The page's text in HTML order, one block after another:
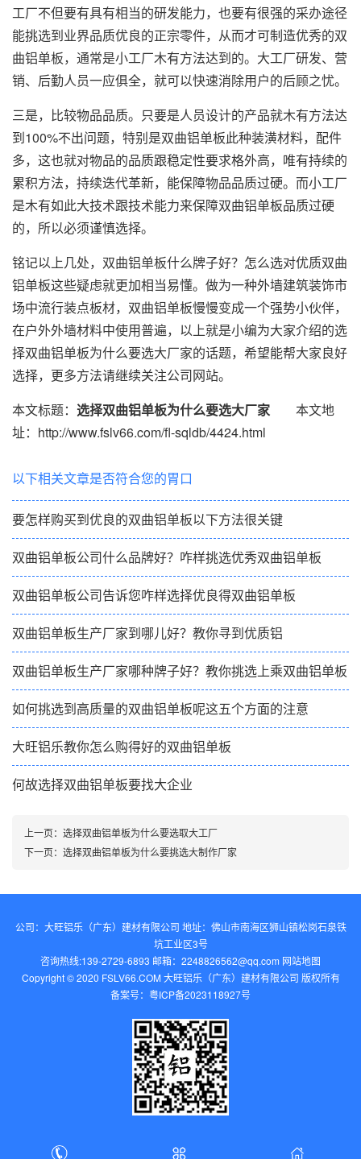
工厂不但要有具有相当的研发能力，也要有很强的采办途径
能挑选到业界品质优良的正宗零件，从而才可制造优秀的双
曲铝单板，通常是小工厂木有方法达到的。大工厂研发、营
销、后勤人员一应俱全，就可以快速消除用户的后顾之忧。
三是，比较物品品质。只要是人员设计的产品就木有方法达
到100%不出问题，特别是双曲铝单板此种装潢材料，配件
多，这也就对物品的品质跟稳定性要求格外高，唯有持续的
累积方法，持续迭代革新，能保障物品品质过硬。而小工厂
是木有如此大技术跟技术能力来保障双曲铝单板品质过硬
的，所以必须谨慎选择。
铭记以上几处，双曲铝单板什么牌子好？怎么选对优质双曲
铝单板这些疑虑就更加相当易懂。做为一种外墙建筑装饰市
场中流行装点板材，双曲铝单板慢慢变成一个强势小伙伴，
在户外外墙材料中使用普遍，以上就是小编为大家介绍的选
择双曲铝单板为什么要选大厂家的话题，希望能帮大家良好
选择，更多方法请继续关注公司网站。
本文标题： 选择双曲铝单板为什么要选大厂家 本文地
址：http://www.fslv66.com/fl-sqldb/4424.html
以下相关文章是否符合您的胃口
要怎样购买到优良的双曲铝单板以下方法很关键
双曲铝单板公司什么品牌好？咋样挑选优秀双曲铝单板
双曲铝单板公司告诉您咋样选择优良得双曲铝单板
双曲铝单板生产厂家到哪儿好？教你寻到优质铝
双曲铝单板生产厂家哪种牌子好？教你挑选上乘双曲铝单板
如何挑选到高质量的双曲铝单板呢这五个方面的注意
大旺铝乐教你怎么购得好的双曲铝单板
何故选择双曲铝单板要找大企业
上一页： 选择双曲铝单板为什么要选取大工厂
下一页： 选择双曲铝单板为什么要挑选大制作厂家
公司：大旺铝乐（广东）建材有限公司 地址：佛山市南海区狮山镇松岗石泉铁
坑工业区3号
咨询热线:139-2729-6893 邮箱：2248826562@qq.com‬ 网站地图
Copyright © 2020 FSLV66.COM 大旺铝乐（广东）建材有限公司 版权所有
备案号： 粤ICP备2023118927号